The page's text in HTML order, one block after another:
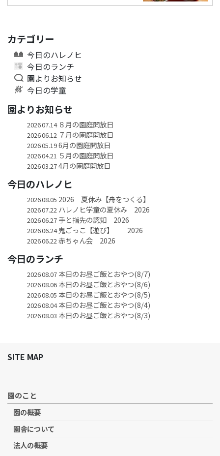
カテゴリー
今日のハレノヒ
今日のランチ
園よりお知らせ
今日の学童
園よりお知らせ
2026.07.14８月の園庭開放日
2026.06.12７月の園庭開放日
2026.05.196月の園庭開放日
2026.04.21 ５月の園庭開放日
2026.03.274月の園庭開放日
今日のハレノヒ
2026.08.05 2026 夏休み【舟をつくる】
2026.07.22ハレノヒ学童の夏休み 2026
2026.06.27手と指先の認知 2026
2026.06.24鬼ごっこ【遊び】 2026
2026.06.22赤ちゃん会 2026
今日のランチ
2026.08.07本日のお昼ご飯とおやつ(8/7)
2026.08.06本日のお昼ご飯とおやつ(8/6)
2026.08.05 本日のお昼ご飯とおやつ(8/5)
2026.08.04本日のお昼ご飯とおやつ(8/4)
2026.08.03 本日のお昼ご飯とおやつ(8/3)
SITE MAP
園のこと
園の概要
園舎について
法人の概要